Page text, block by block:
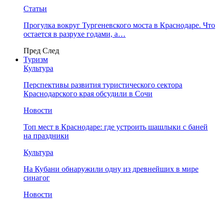
Статьи
Прогулка вокруг Тургеневского моста в Краснодаре. Что
остается в разрухе годами, а…
Пред След
Туризм
Культура
Перспективы развития туристического сектора
Краснодарского края обсудили в Сочи
Новости
Топ мест в Краснодаре: где устроить шашлыки с баней
на праздники
Культура
На Кубани обнаружили одну из древнейших в мире
синагог
Новости